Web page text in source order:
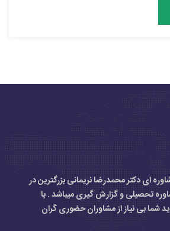
ای دکتر محمدرضا نریمانی بزرگترین در
تحصیلی و گزارش گیری میباشد . با
شما بی نیاز از مشاوران حضوری گران